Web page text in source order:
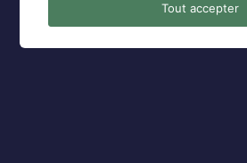
Tout accepter